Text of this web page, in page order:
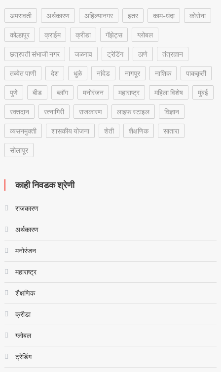
अमरावती अर्थकारण अहिल्यानगर इतर काम-धंदा
कोरोना
कोल्हापूर
क्राईम क्रीडा गॅझेट्स
ग्लोबल
छत्रपती संभाजी नगर
जळगाव ट्रेडिंग ठाणे
तंत्रज्ञान
तब्येत पाणी
देश धुळे नांदेड नागपूर नाशिक
पाककृती
पुणे
बीड ब्लॉग मनोरंजन महाराष्ट्र महिला विशेष
मुंबई
रक्‍तदान
रत्नागिरी राजकारण लाइफ स्टाइल
विज्ञान
व्यसनमुक्ती
शासकीय योजना शेती शैक्षणिक
सातारा
सोलापूर
काही निवडक श्रेणी
राजकारण
अर्थकारण
मनोरंजन
महाराष्ट्र
शैक्षणिक
क्रीडा
ग्लोबल
ट्रेडिंग